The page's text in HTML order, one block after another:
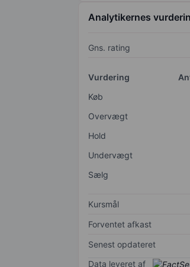
Analytikernes
Gns. rating
Vurdering
Køb
Overvægt
Hold
Undervægt
Sælg
Kursmål
Forventet afkast
Senest opdateret
Data leveret af